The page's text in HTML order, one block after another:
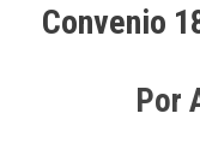
Convenio
Por